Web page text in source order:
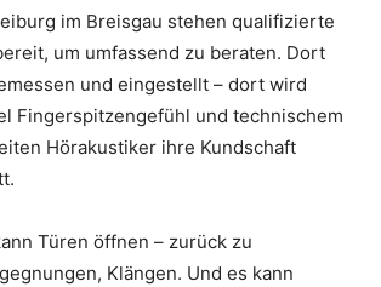
im Breisgau stehen qualifizierte
um umfassend zu beraten. Dort
und eingestellt – dort wird
Fingerspitzengefühl und technischem
Hörakustiker ihre Kundschaft
Türen öffnen – zurück zu
Klängen. Und es kann